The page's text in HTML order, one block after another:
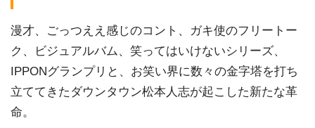
漫才、ごっつええ感じのコント、ガキ使のフリートー
ク、ビジュアルバム、笑ってはいけないシリーズ、
IPPONグランプリと、お笑い界に数々の金字塔を打ち
立ててきたダウンタウン松本人志が起こした新たな革
命。